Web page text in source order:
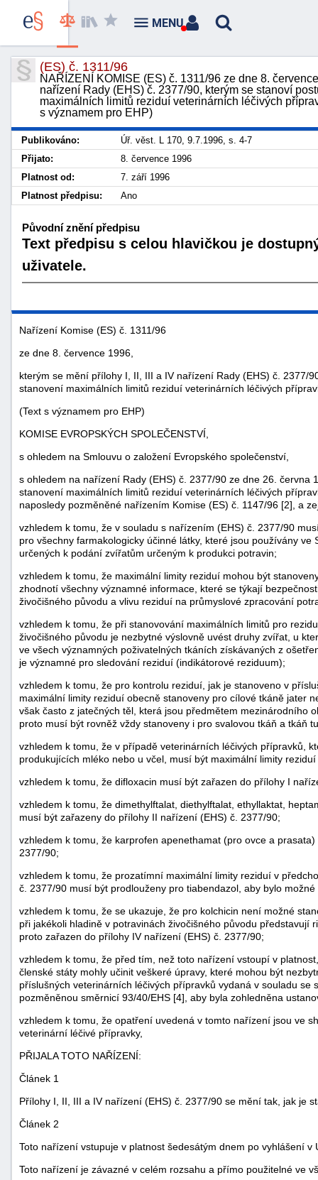
(ES) č. 1311/96
NAŘÍZENÍ KOMISE (ES) č. 1311/96 ze dne 8.
nařízení Rady (EHS) č. 2377/90, kterým se stanoví
maximálních limitů reziduí veterinárních léčivých
s významem pro EHP)
Publikováno:
Úř. věst. L 170, 9.7.1996, s. 4-7
Přijato:
8. července 1996
Platnost od:
7. září 1996
Platnost předpisu:
Ano
Původní znění předpisu
Text předpisu s celou hlavičkou je
uživatele.
Nařízení Komise (ES) č. 1311/96
ze dne 8. července 1996,
kterým se mění přílohy I, II, III a IV nařízení Rady (EHS) č. 2377/
stanovení maximálních limitů reziduí veterinárních léčivých
(Text s významem pro EHP)
KOMISE EVROPSKÝCH SPOLEČENSTVÍ,
s ohledem na Smlouvu o založení Evropského společenství,
s ohledem na nařízení Rady (EHS) č. 2377/90 ze dne 26. června
stanovení maximálních limitů reziduí veterinárních léčivých
naposledy pozměněné nařízením Komise (ES) č. 1147/96 [2], a
vzhledem k tomu, že v souladu s nařízením (EHS) č. 2377/90
pro všechny farmakologicky účinné látky, které jsou používány
určených k podání zvířatům určeným k produkci potravin;
vzhledem k tomu, že maximální limity reziduí mohou být
zhodnotí všechny významné informace, které se týkají
živočišného původu a vlivu reziduí na průmyslové zpracování
vzhledem k tomu, že při stanovování maximálních limitů pro
živočišného původu je nezbytné výslovně uvést druhy zvířat, u
ve všech významných poživatelných tkáních získávaných z
je významné pro sledování reziduí (indikátorové reziduum);
vzhledem k tomu, že pro kontrolu reziduí, jak je stanoveno v
maximální limity reziduí obecně stanoveny pro cílové tkáně jater
však často z jatečných těl, která jsou předmětem mezinárodního
proto musí být rovněž vždy stanoveny i pro svalovou tkáň a tkáň
vzhledem k tomu, že v případě veterinárních léčivých přípravků,
produkujících mléko nebo u včel, musí být maximální limity
vzhledem k tomu, že difloxacin musí být zařazen do přílohy I
vzhledem k tomu, že dimethylftalat, diethylftalat, ethyllaktat,
musí být zařazeny do přílohy II nařízení (EHS) č. 2377/90;
vzhledem k tomu, že karprofen apenethamat (pro ovce a
2377/90;
vzhledem k tomu, že prozatímní maximální limity reziduí v
č. 2377/90 musí být prodlouženy pro tiabendazol, aby bylo
vzhledem k tomu, že se ukazuje, že pro kolchicin není možné
při jakékoli hladině v potravinách živočišného původu představují
proto zařazen do přílohy IV nařízení (EHS) č. 2377/90;
vzhledem k tomu, že před tím, než toto nařízení vstoupí v
členské státy mohly učinit veškeré úpravy, které mohou být
příslušných veterinárních léčivých přípravků vydaná v souladu se
pozměněnou směrnicí 93/40/EHS [4], aby byla zohledněna
vzhledem k tomu, že opatření uvedená v tomto nařízení jsou ve
veterinární léčivé přípravky,
PŘIJALA TOTO NAŘÍZENÍ:
Článek 1
Přílohy I, II, III a IV nařízení (EHS) č. 2377/90 se mění tak, jak je
Článek 2
Toto nařízení vstupuje v platnost šedesátým dnem po vyhlášení
Toto nařízení je závazné v celém rozsahu a přímo použitelné ve
MENU
škody
+náhrady